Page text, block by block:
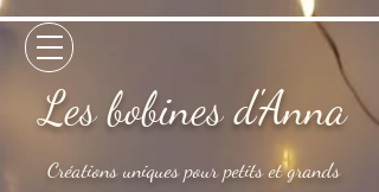
Les bobines d'Anna
Créations uniques pour petits et grands